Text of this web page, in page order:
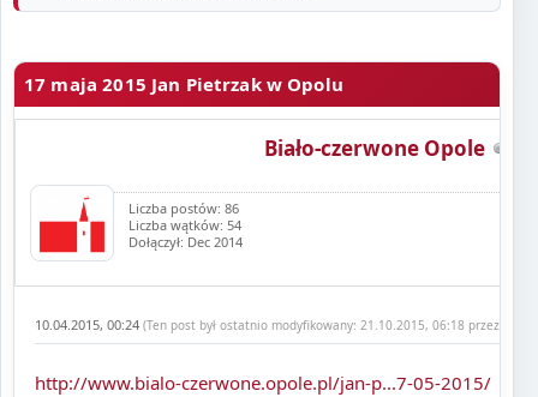
17 maja 2015 Jan Pietrzak w Opolu
Biało-czerwone Opole
Liczba postów: 86
Liczba wątków: 54
Dołączył: Dec 2014
10.04.2015, 00:24 (Ten post był ostatnio modyfikowany: 21.10.2015, 06:18 przez
http://www.bialo-czerwone.opole.pl/jan-p...7-05-2015/